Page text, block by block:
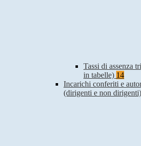
Tassi di assenza
in tabelle) 14
Incarichi conferiti e
(dirigenti e non dirigenti)